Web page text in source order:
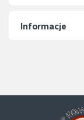
Informacje